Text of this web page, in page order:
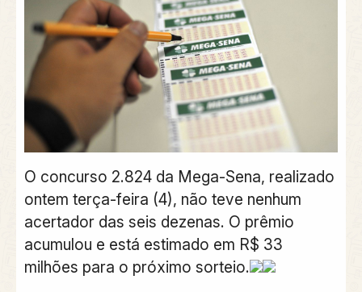
O concurso 2.824 da Mega-Sena, realizado
ontem terça-feira (4), não teve nenhum
acertador das seis dezenas. O prêmio
acumulou e está estimado em R$ 33
milhões para o próximo sorteio.